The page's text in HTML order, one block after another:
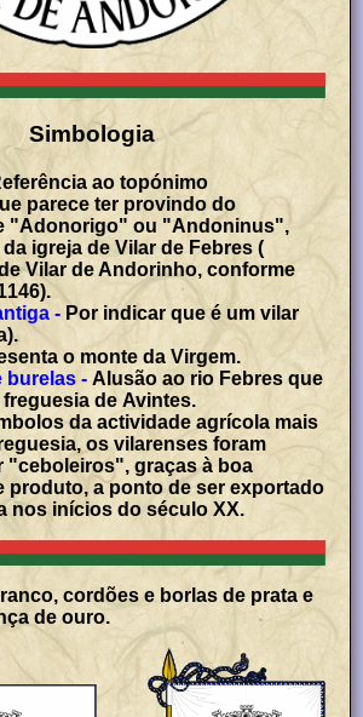
Simbologia
ao topónimo
parece ter provindo do
"Adonorigo" ou "Andoninus",
igreja de Vilar de Febres (
Vilar de Andorinho, conforme
- Por indicar que é um vilar
o monte da Virgem.
burelas -Alusão ao rio Febres que
de Avintes.
da actividade agrícola mais
os vilarenses foram
"ceboleiros", graças à boa
produto, a ponto de ser exportado
nos inícios do século XX.
cordões e borlas de prata e
de ouro.